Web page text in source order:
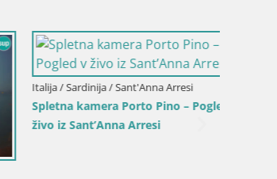
Italija / Sardinija / Sant'Anna Arresi
Spletna kamera Porto Pino – Pogled v
živo iz Sant’Anna Arresi